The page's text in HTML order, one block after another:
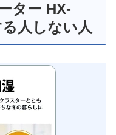
ター HX-
人しない人